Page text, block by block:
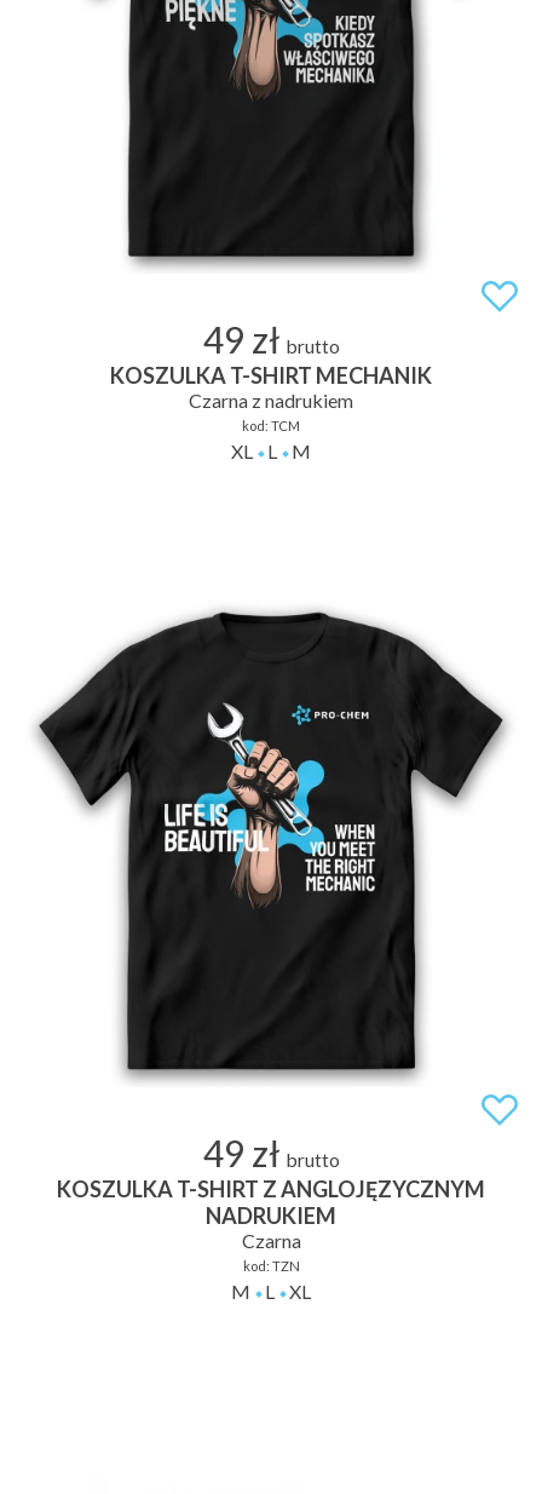
49 zł brutto
KOSZULKA T-SHIRT MECHANIK
Czarna z nadrukiem
kod: TCM
XL L M
49 zł brutto
KOSZULKA T-SHIRT Z ANGLOJĘZYCZNYM
NADRUKIEM
Czarna
kod: TZN
M L XL